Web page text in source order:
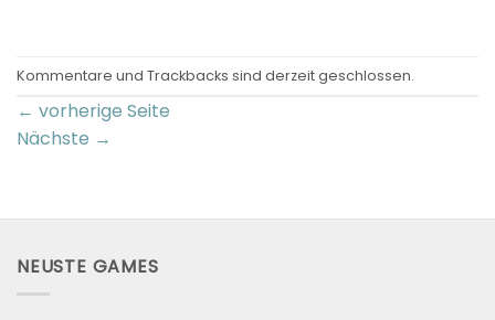
Kommentare und Trackbacks sind derzeit geschlossen.
← vorherige Seite
Nächste →
NEUSTE GAMES